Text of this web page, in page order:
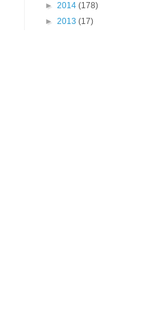
► 2014 (178)
► 2013 (17)